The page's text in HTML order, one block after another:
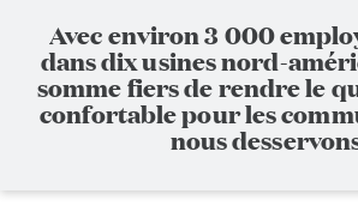
Avec environ 3 000
dans dix usines nord-
somme fiers de rendre le
confortable pour les
nous